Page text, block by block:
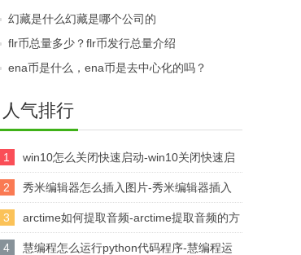
幻藏是什么幻藏是哪个公司的
flr币总量多少？flr币发行总量介绍
ena币是什么，ena币是去中心化的吗？
人气排行
1 win10怎么关闭快速启动-win10关闭快速启
动的方法
2 秀米编辑器怎么插入图片-秀米编辑器插入
图片的方法
3 arctime如何提取音频-arctime提取音频的方
法介绍
4 慧编程怎么运行python代码程序-慧编程运